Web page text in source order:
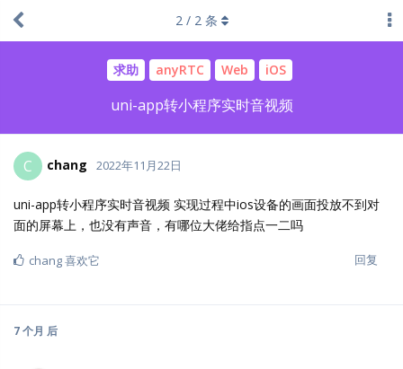
求助 anyRTC Web iOS
uni-app转小程序实时音视频
2/ 2条
C chang 2022年11月22日
uni-app转小程序实时音视频 实现过程中ios设备的画面投放不到对
面的屏幕上，也没有声音，有哪位大佬给指点一二吗
回复
chang喜欢它
7 个月 后